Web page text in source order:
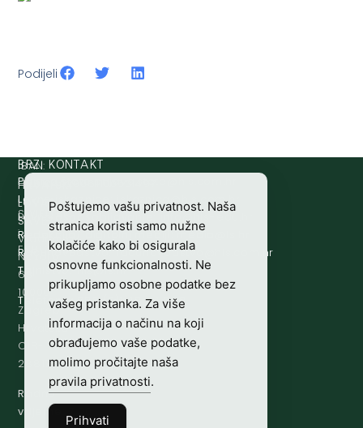
Podijeli
HRVATSKI
LOVAČKI
SAVEZ
Vladimira
Nazora
63
10000
Zagreb,
Hrvatska
OIB-
28817560444
Radno
vrijeme:
IBAN:
HR8124020061100501497
SWIFT/BIC
:
ESBCHR22
BRZI KONTAKT
Prijava štete:
Lovne iskaznice:
rh.moc.slh
@acinzaksi
Lovno osposobljavanje:
@ofni
Redakcija/ digitalni mediji:@aidem
Računovodstvo:
rh.moc.slh
@ovtsdovonucar
Tajništvo:
rh.sl
@slh
Telefon: +385 (0)1 48 34 560
Poštujemo vašu privatnost. Naša
stranica koristi samo nužne
kolačiće kako bi osigurala
osnovne funkcionalnosti. Ne
prikupljamo osobne podatke bez
vašeg pristanka. Za više
informacija o načinu na koji
obrađujemo vaše podatke,
molimo pročitajte naša
pravila privatnosti.
Prihvati